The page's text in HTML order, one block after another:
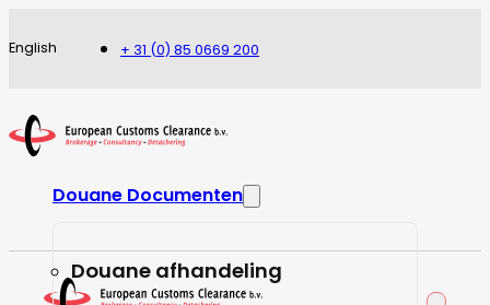
English + 31 (0) 85 0669 200
Douane Documenten
Douane afhandeling